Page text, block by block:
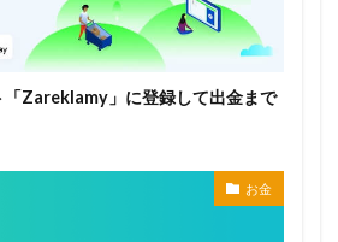
「Zareklamy」に登録して出金まで
お金